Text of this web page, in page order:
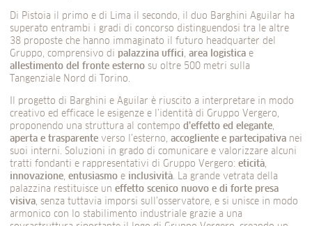
Di Pistoia il primo e di Lima il secondo, il duo Barghini Aguilar ha
superato entrambi i gradi di concorso distinguendosi tra le altre
38 proposte che hanno immaginato il futuro headquarter del
Gruppo, comprensivo di palazzina uffici, area logistica e
allestimento del fronte esterno su oltre 500 metri sulla
Tangenziale Nord di Torino.
Il progetto di Barghini e Aguilar è riuscito a interpretare in modo
creativo ed efficace le esigenze e l’identità di Gruppo Vergero,
proponendo una struttura al contempo d’effetto ed elegante,
aperta e trasparente verso l’esterno, accogliente e partecipativa nei
suoi interni. Soluzioni in grado di comunicare e valorizzare alcuni
tratti fondanti e rappresentativi di Gruppo Vergero: eticità,
innovazione, entusiasmo e inclusività. La grande vetrata della
palazzina restituisce un effetto scenico nuovo e di forte presa
visiva, senza tuttavia imporsi sull’osservatore, e si unisce in modo
armonico con lo stabilimento industriale grazie a una